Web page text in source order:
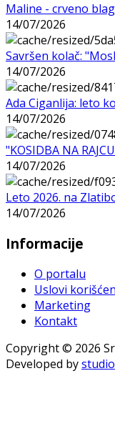
Maline - crveno
14/07/2026
Savršen kolač:
14/07/2026
Ada Ciganlija: leto
14/07/2026
"KOSIDBA NA
14/07/2026
Leto 2026. na
14/07/2026
Informacije
O portalu
Uslovi
Marketing
Kontakt
Copyright © 2026
Developed by